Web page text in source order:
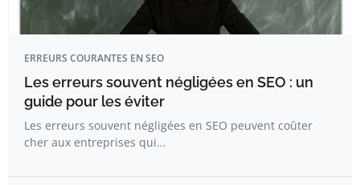
ERREURS COURANTES EN SEO
Les erreurs souvent négligées en SEO : un
guide pour les éviter
Les erreurs souvent négligées en SEO peuvent coûter
cher aux entreprises qui…